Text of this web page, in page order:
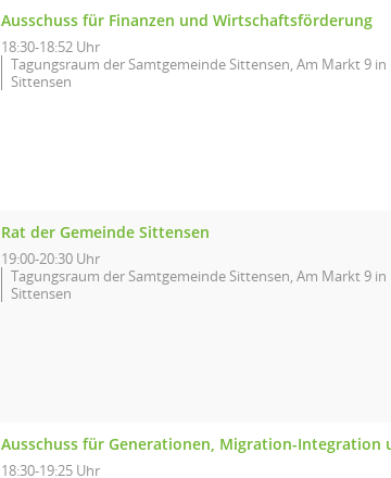
Ausschuss für Finanzen und Wirtschaftsförderung
18:30-18:52 Uhr
Tagungsraum der Samtgemeinde Sittensen, Am Markt 9 in
Sittensen
Rat der Gemeinde Sittensen
19:00-20:30 Uhr
Tagungsraum der Samtgemeinde Sittensen, Am Markt 9 in
Sittensen
Ausschuss für Generationen, Migration-Integration
18:30-19:25 Uhr